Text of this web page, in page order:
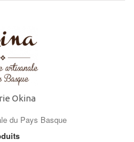
Okina
du Pays Basque